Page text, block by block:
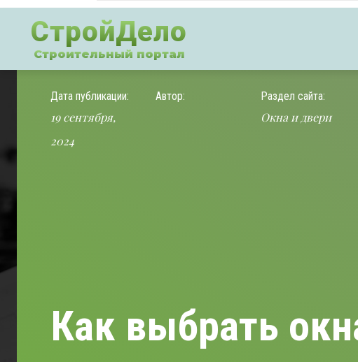
СтройДело
Строительный портал
Как выбрать
Дата публикации:
19 сентября,
2024
Автор: Раздел сайта:
Окна и двери